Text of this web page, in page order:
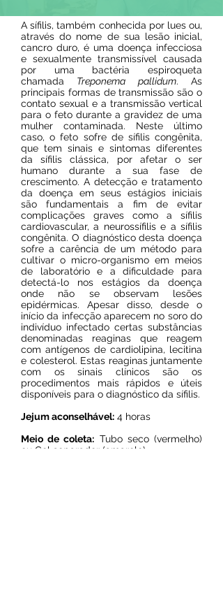
A sífilis, também conhecida por lues ou,
através do nome de sua lesão inicial,
cancro duro, é uma doença infecciosa
e sexualmente transmissível causada
por uma bactéria espiroqueta
chamada Treponema pallidum. As
principais formas de transmissão são o
contato sexual e a transmissão vertical
para o feto durante a gravidez de uma
mulher contaminada. Neste último
caso, o feto sofre de sífilis congênita,
que tem sinais e sintomas diferentes
da sífilis clássica, por afetar o ser
humano durante a sua fase de
crescimento. A detecção e tratamento
da doença em seus estágios iniciais
são fundamentais a fim de evitar
complicações graves como a sífilis
cardiovascular, a neurossífilis e a sífilis
congênita. O diagnóstico desta doença
sofre a carência de um método para
cultivar o micro-organismo em meios
de laboratório e a dificuldade para
detectá-lo nos estágios da doença
onde não se observam lesões
epidérmicas. Apesar disso, desde o
início da infecção aparecem no soro do
indivíduo infectado certas substâncias
denominadas reaginas que reagem
com antígenos de cardiolipina, lecitina
e colesterol. Estas reaginas juntamente
com os sinais clínicos são os
procedimentos mais rápidos e úteis
disponíveis para o diagnóstico da sífilis.
Jejum aconselhável: 4 horas
Meio de coleta: Tubo seco (vermelho)
ou Gel separador (amarelo)